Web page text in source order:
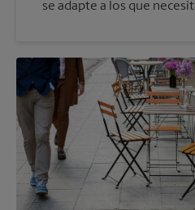
se adapte a los que